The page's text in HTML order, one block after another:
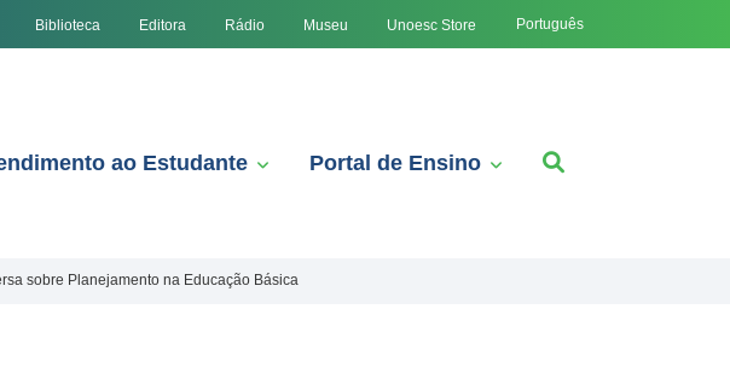
Biblioteca Editora Rádio Museu Unoesc Store Português
ao Estudante Portal de Ensino
sobre Planejamento na Educação Básica